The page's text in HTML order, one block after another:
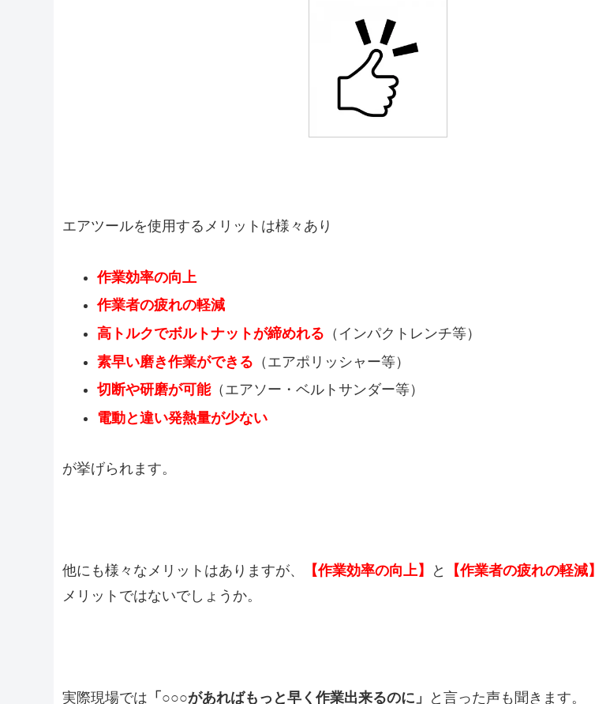
エアツールを使用するメリットは様々あり
作業効率の向上
作業者の疲れの軽減
高トルクでボルトナットが締めれる （インパクトレンチ等）
素早い磨き作業ができる （エアポリッシャー等）
切断や研磨が可能（エアソー・ベルトサンダー等）
電動と違い発熱量が少ない
が挙げられます。
他にも様々なメリットはありますが、 【作業効率の向上】 と 【作業者の疲れの軽減】
メリットではないでしょうか。
実際現場では 「○○○があればもっと早く作業出来るのに」 と言った声も聞きます。